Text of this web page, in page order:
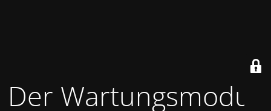
Der Wartungsmodus